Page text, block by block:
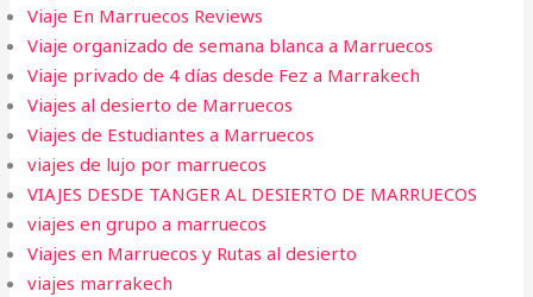
Viaje En Marruecos Reviews
Viaje organizado de semana blanca a Marruecos
Viaje privado de 4 días desde Fez a Marrakech
Viajes al desierto de Marruecos
Viajes de Estudiantes a Marruecos
viajes de lujo por marruecos
VIAJES DESDE TANGER AL DESIERTO DE MARRUECOS
viajes en grupo a marruecos
Viajes en Marruecos y Rutas al desierto
viajes marrakech